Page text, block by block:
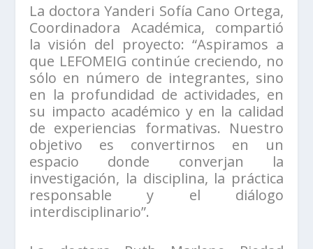
La doctora Yanderi Sofía Cano Ortega,
Coordinadora Académica, compartió
la visión del proyecto: “Aspiramos a
que LEFOMEIG continúe creciendo, no
sólo en número de integrantes, sino
en la profundidad de actividades, en
su impacto académico y en la calidad
de experiencias formativas. Nuestro
objetivo es convertirnos en un
espacio donde converjan la
investigación, la disciplina, la práctica
responsable y el diálogo
interdisciplinario”.